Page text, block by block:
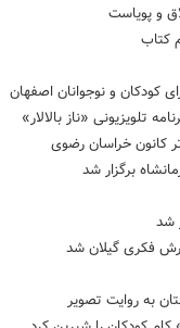
و پویاست
کتاب
کودکان و نوجوانان اصفهان
تلویزیونی «ناز بالالار»
کانون خراسان رضوی
شد
فکری گیلان شد
به روایت تصویر